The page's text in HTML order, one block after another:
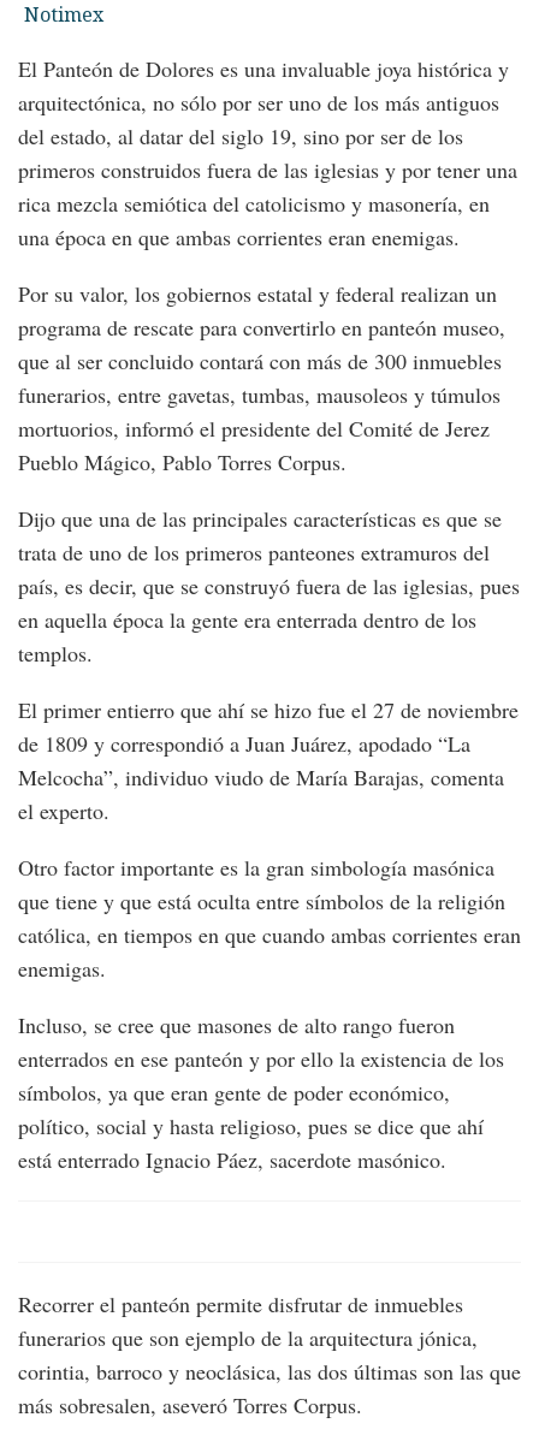
Notimex
El Panteón de Dolores es una invaluable joya histórica y
arquitectónica, no sólo por ser uno de los más antiguos
del estado, al datar del siglo 19, sino por ser de los
primeros construidos fuera de las iglesias y por tener una
rica mezcla semiótica del catolicismo y masonería, en
una época en que ambas corrientes eran enemigas.
Por su valor, los gobiernos estatal y federal realizan un
programa de rescate para convertirlo en panteón museo,
que al ser concluido contará con más de 300 inmuebles
funerarios, entre gavetas, tumbas, mausoleos y túmulos
mortuorios, informó el presidente del Comité de Jerez
Pueblo Mágico, Pablo Torres Corpus.
Dijo que una de las principales características es que se
trata de uno de los primeros panteones extramuros del
país, es decir, que se construyó fuera de las iglesias, pues
en aquella época la gente era enterrada dentro de los
templos.
El primer entierro que ahí se hizo fue el 27 de noviembre
de 1809 y correspondió a Juan Juárez, apodado “La
Melcocha”, individuo viudo de María Barajas, comenta
el experto.
Otro factor importante es la gran simbología masónica
que tiene y que está oculta entre símbolos de la religión
católica, en tiempos en que cuando ambas corrientes eran
enemigas.
Incluso, se cree que masones de alto rango fueron
enterrados en ese panteón y por ello la existencia de los
símbolos, ya que eran gente de poder económico,
político, social y hasta religioso, pues se dice que ahí
está enterrado Ignacio Páez, sacerdote masónico.
Recorrer el panteón permite disfrutar de inmuebles
funerarios que son ejemplo de la arquitectura jónica,
corintia, barroco y neoclásica, las dos últimas son las que
más sobresalen, aseveró Torres Corpus.